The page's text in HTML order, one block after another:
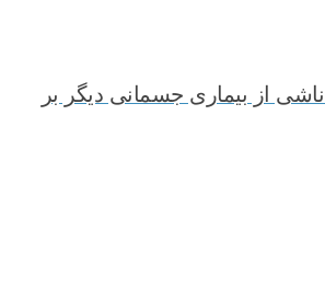
از بیماری جسمانی دیگر بر